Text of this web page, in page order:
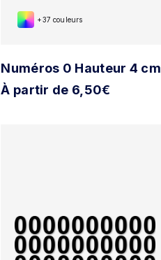
+37 couleurs
Numéros 0 Hauteur 4 cm
À partir de 6,50€